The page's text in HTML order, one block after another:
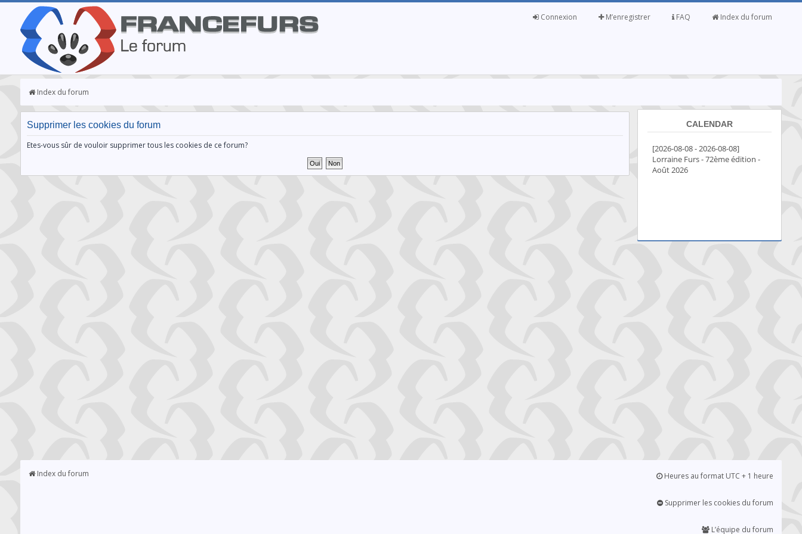
Index du forum
FAQ
M’enregistrer
Connexion
Index du forum
Supprimer les cookies du forum
Etes-vous sûr de vouloir supprimer tous les cookies de ce forum?
CALENDAR
Index du forum Heures au format UTC + 1 heure
Supprimer les cookies du forum
L’équipe du forum